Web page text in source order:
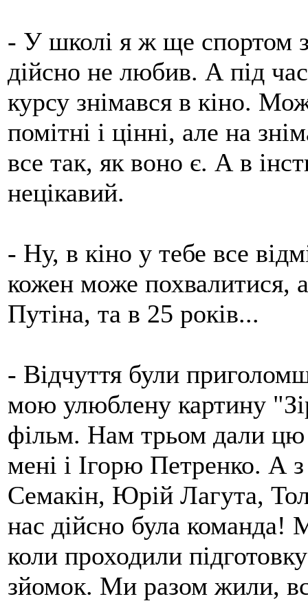
- У школі я ж ще спортом
дійсно не любив. А під
курсу знімався в кіно.
помітні і цінні, але на
все так, як воно є. А в
нецікавий.
- Ну, в кіно у тебе все
кожен може похвалитися,
Путіна, та в 25 років...
- Відчуття були
мою улюблену картину
фільм. Нам трьом дали
мені і Ігорю Петренко. А
Семакін, Юрій Лагута,
нас дійсно була команда!
коли проходили
зйомок. Ми разом жили,